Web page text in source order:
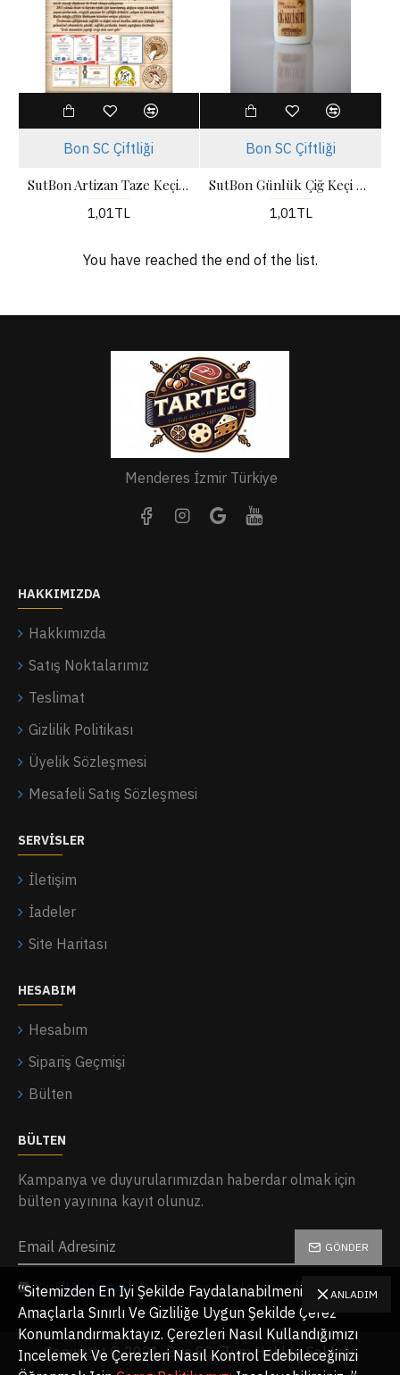
Bon SC Çiftliği
SutBon Artizan Taze Keçi Peyniri Kg
1,01TL
Bon SC Çiftliği
SutBon Günlük Çiğ Keçi Sütü (1Lt)
1,01TL
You have reached the end of the list.
Menderes İzmir Türkiye
HAKKIMIZDA
Hakkımızda
Satış Noktalarımız
Teslimat
Gizlilik Politikası
Üyelik Sözleşmesi
Mesafeli Satış Sözleşmesi
SERVISLER
İletişim
İadeler
Site Haritası
HESABIM
Hesabım
Sipariş Geçmişi
Bülten
BÜLTEN
Kampanya ve duyurularımızdan haberdar olmak için
bülten yayınına kayıt olunuz.
GÖNDER
Gizlilik Sözleşmesi 'ni okudum ve kabul ediyorum.
Copyright © 2021, Bon SC , Tüm Hakları Saklıdır.
ANLADIM
“Sitemizden En Iyi Şekilde Faydalanabilmeniz Için,
Amaçlarla Sınırlı Ve Gizliliğe Uygun Şekilde Çerez
Konumlandırmaktayız. Çerezleri Nasıl Kullandığımızı
Incelemek Ve Çerezleri Nasıl Kontrol Edebileceğinizi